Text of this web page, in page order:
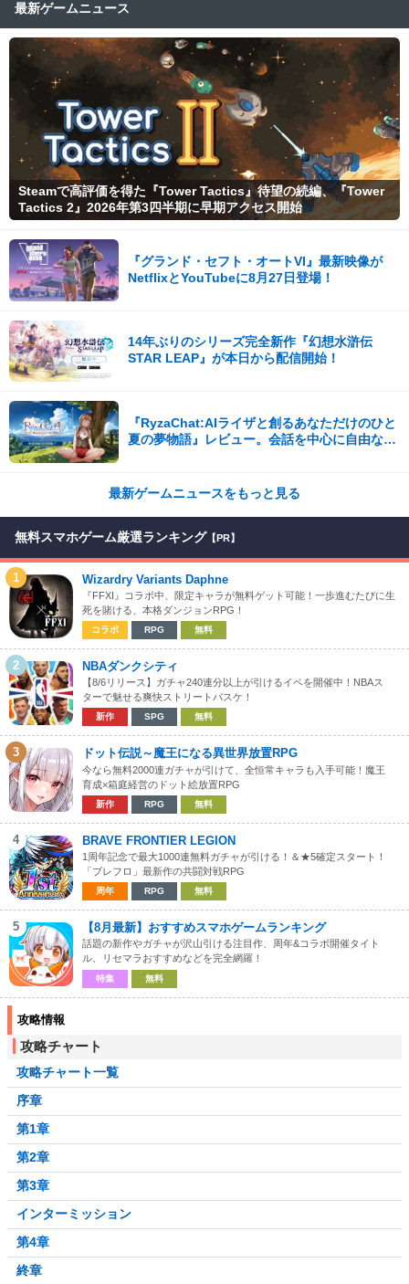
最新ゲームニュース
Steamで高評価を得た『Tower Tactics』待望の続編、『Tower
Tactics 2』2026年第3四半期に早期アクセス開始
『グランド・セフト・オートVI』最新映像が
NetflixとYouTubeに8月27日登場！
14年ぶりのシリーズ完全新作『幻想水滸伝
STAR LEAP』が本日から配信開始！
『RyzaChat:AIライザと創るあなただけのひと
夏の夢物語』レビュー。会話を中心に自由な冒
最新ゲームニュースをもっと見る
無料スマホゲーム厳選ランキング 【PR】
1 Wizardry Variants Daphne
『FFXI』コラボ中、限定キャラが無料ゲット可能！一歩進むたびに生
死を賭ける、本格ダンジョンRPG！
コラボ RPG 無料
2 NBAダンクシティ
【8/6リリース】ガチャ240連分以上が引けるイベを開催中！NBAス
ターで魅せる爽快ストリートバスケ！
新作 SPG 無料
3 ドット伝説～魔王になる異世界放置RPG
今なら無料2000連ガチャが引けて、全恒常キャラも入手可能！魔王
育成×箱庭経営のドット絵放置RPG
新作 RPG 無料
4 BRAVE FRONTIER LEGION
1周年記念で最大1000連無料ガチャが引ける！＆★5確定スタート！
「ブレフロ」最新作の共闘対戦RPG
周年 RPG 無料
5 【8月最新】おすすめスマホゲームランキング
話題の新作やガチャが沢山引ける注目作、周年&コラボ開催タイト
ル、リセマラおすすめなどを完全網羅！
特集 無料
攻略情報
攻略チャート
攻略チャート一覧
序章
第1章
第2章
第3章
インターミッション
第4章
終章